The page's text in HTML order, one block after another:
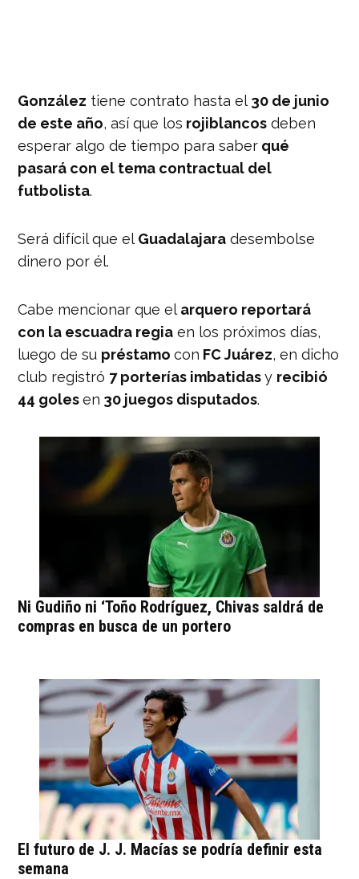
González tiene contrato hasta el 30 de junio
de este año, así que los rojiblancos deben
esperar algo de tiempo para saber qué
pasará con el tema contractual del
futbolista.
Será difícil que el Guadalajara desembolse
dinero por él.
Cabe mencionar que el arquero reportará
con la escuadra regia en los próximos días,
luego de su préstamocon FC Juárez, en dicho
club registró 7 porterías imbatidasy recibió
44 golesen 30 juegos disputados.
Ni Gudiño ni ‘Toño Rodríguez, Chivas saldrá de
compras en busca de un portero
El futuro de J. J. Macías se podría definir esta
semana